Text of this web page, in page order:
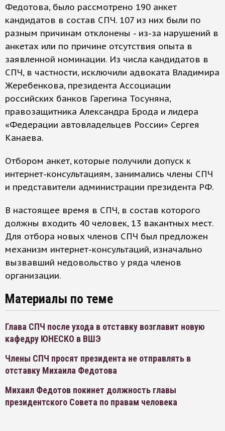
Федотова, было рассмотрено 190 анкет
кандидатов в состав СПЧ. 107 из них были по
разным причинам отклонены - из-за нарушений в
анкетах или по причине отсутствия опыта в
заявленной номинации. Из числа кандидатов в
СПЧ, в частности, исключили адвоката Владимира
Жеребенкова, президента Ассоциации
российских банков Гарегина Тосуняна,
правозащитника Александра Брода и лидера
«Федерации автовладельцев России» Сергея
Канаева.
Отбором анкет, которые получили допуск к
интернет-консультациям, занимались члены СПЧ
и представители администрации президента РФ.
В настоящее время в СПЧ, в состав которого
должны входить 40 человек, 13 вакантных мест.
Для отбора новых членов СПЧ был предложен
механизм интернет-консультаций, изначально
вызвавший недовольство у ряда членов
организации.
Материалы по теме
Глава СПЧ после ухода в отставку возглавит новую
кафедру ЮНЕСКО в ВШЭ
Члены СПЧ просят президента не отправлять в
отставку Михаила Федотова
Михаил Федотов покинет должность главы
президентского Совета по правам человека